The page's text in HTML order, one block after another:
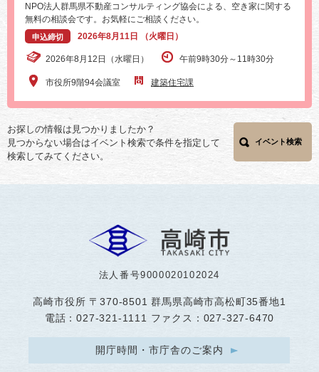
NPO法人群馬県不動産コンサルティング協会による、空き家に関する
無料の相談会です。お気軽にご相談ください。
申込締切 2026年8月11日 （火曜日）
2026年8月12日（水曜日） 午前9時30分～11時30分
市役所9階94会議室 建築住宅課
お探しの情報は見つかりましたか？
見つからない場合はイベント検索で条件を指定して
検索してみてください。
イベント検索
法人番号9000020102024
高崎市役所 〒370-8501 群馬県高崎市高松町35番地1
電話：027-321-1111 ファクス：027-327-6470
開庁時間・市庁舎のご案内